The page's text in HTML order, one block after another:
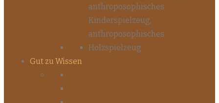
Gut zu Wissen